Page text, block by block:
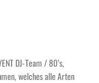
DJ-Team / 80’s,
welches alle Arten